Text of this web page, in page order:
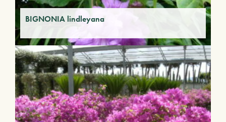
BIGNONIA lindleyana